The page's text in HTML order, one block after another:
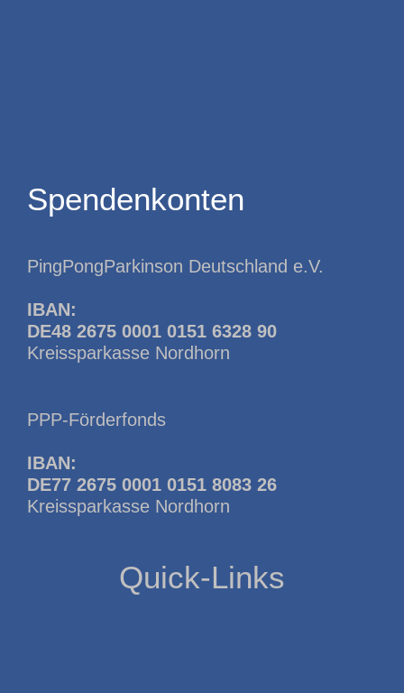
Spendenkonten
PingPongParkinson Deutschland e.V.
IBAN:
DE48 2675 0001 0151 6328 90
Kreissparkasse Nordhorn
PPP-Förderfonds
IBAN:
DE77 2675 0001 0151 8083 26
Kreissparkasse Nordhorn
Quick-Links